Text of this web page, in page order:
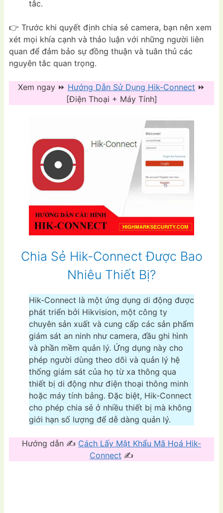
tắc.
👉 Trước khi quyết định chia sẻ camera, bạn nên xem
xét mọi khía cạnh và thảo luận với những người liên
quan để đảm bảo sự đồng thuận và tuân thủ các
nguyên tắc quan trọng.
Xem ngay ⏩ Hướng Dẫn Sử Dụng Hik-Connect ⏩
[Điện Thoại + Máy Tính]
Chia Sẻ Hik-Connect Được Bao
Nhiêu Thiết Bị?
Hik-Connect là một ứng dụng di động được
phát triển bởi Hikvision, một công ty
chuyên sản xuất và cung cấp các sản phẩm
giám sát an ninh như camera, đầu ghi hình
và phần mềm quản lý. Ứng dụng này cho
phép người dùng theo dõi và quản lý hệ
thống giám sát của họ từ xa thông qua
thiết bị di động như điện thoại thông minh
hoặc máy tính bảng. Đặc biệt, Hik-Connect
cho phép chia sẻ ở nhiều thiết bị mà không
giới hạn số lượng để dễ dàng quản lý.
Hướng dẫn ✍ Cách Lấy Mật Khẩu Mã Hoá Hik-
Connect ✍